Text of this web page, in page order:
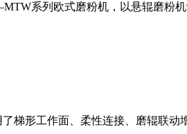
系列欧式磨粉机，以悬辊磨粉
梯形工作面、柔性连接、磨辊联